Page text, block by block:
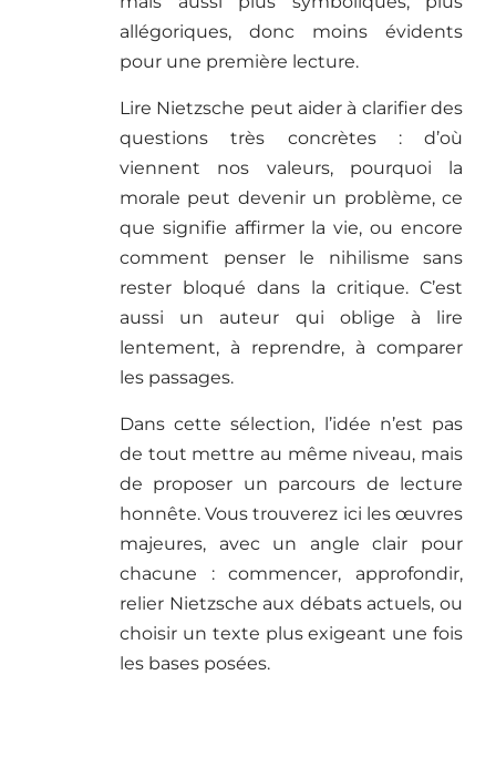
allégoriques, donc moins évidents
pour une première lecture.
Lire Nietzsche peut aider à clarifier des
questions très concrètes : d’où
viennent nos valeurs, pourquoi la
morale peut devenir un problème, ce
que signifie affirmer la vie, ou encore
comment penser le nihilisme sans
rester bloqué dans la critique. C’est
aussi un auteur qui oblige à lire
lentement, à reprendre, à comparer
les passages.
Dans cette sélection, l’idée n’est pas
de tout mettre au même niveau, mais
de proposer un parcours de lecture
honnête. Vous trouverez ici les œuvres
majeures, avec un angle clair pour
chacune : commencer, approfondir,
relier Nietzsche aux débats actuels, ou
choisir un texte plus exigeant une fois
les bases posées.